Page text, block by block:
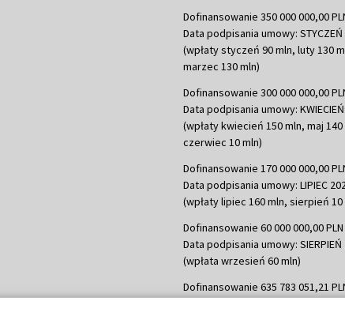
Dofinansowanie 350 000 000,00
Data podpisania umowy: STYCZEŃ
(wpłaty styczeń 90 mln, luty 130
marzec 130 mln)
Dofinansowanie 300 000 000,00
Data podpisania umowy:
(wpłaty kwiecień 150 mln, maj 140
czerwiec 10 mln)
Dofinansowanie 170 000 000,00
Data podpisania umowy: LIPIEC
(wpłaty lipiec 160 mln, sierpień 10
Dofinansowanie 60 000 000,00 PLN
Data podpisania umowy: SIERPIEŃ
(wpłata wrzesień 60 mln)
Dofinansowanie 635 783 051,21